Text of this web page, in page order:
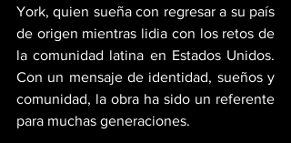
York, quien sueña con regresar a su país
de origen mientras lidia con los retos de
la comunidad latina en Estados Unidos.
Con un mensaje de identidad, sueños y
comunidad, la obra ha sido un referente
para muchas generaciones.